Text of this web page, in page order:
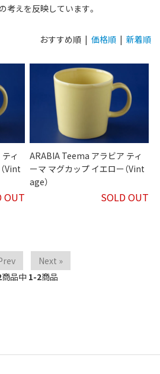
考えを反映しています。
おすすめ順 | 価格順 | 新着順
ィ
Vint
OUT
ARABIA Teema アラビア ティ
ーマ マグカップ イエロー（Vint
age）
SOLD OUT
Next »
商品中 1-2商品